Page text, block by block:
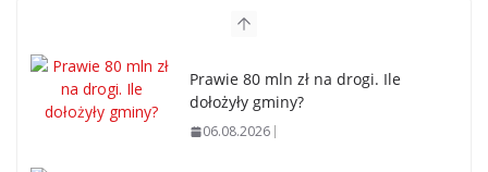
dołożyły gminy?
Szkoła we Władysławowie
przechodzi modernizację